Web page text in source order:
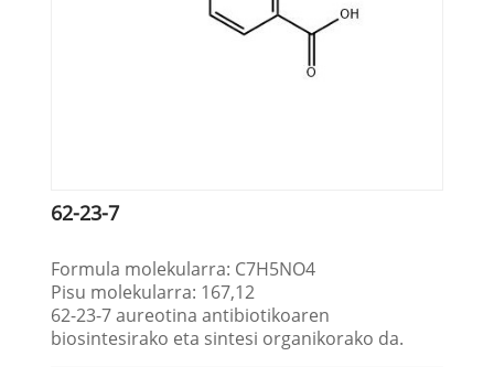
62-23-7
Formula molekularra: C7H5NO4
Pisu molekularra: 167,12
62-23-7 aureotina antibiotikoaren
biosintesirako eta sintesi organikorako da.